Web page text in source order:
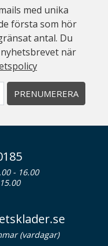
med unika
första som hör
antal. Du
när
PRENUMERERA
- 16.00
(vardagar)